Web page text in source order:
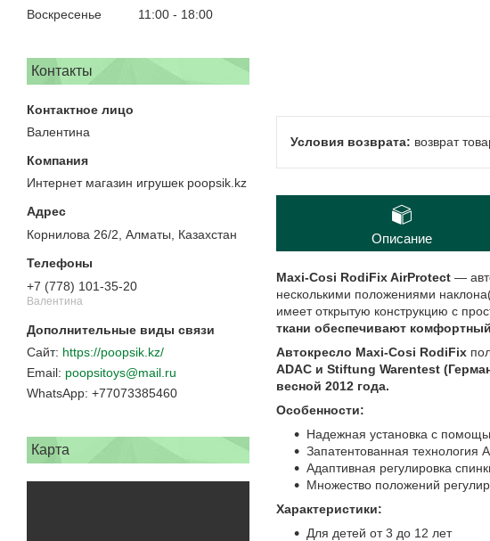
Воскресенье
11:00 18:00
Контакты
Валентина
Интернет магазин игрушек poopsik.kz
Корнилова 26/2, Алматы, Казахстан
+7 (778) 101-35-20
Валентина
https://poopsik.kz/
poopsitoys@mail.ru
+77073385460
Карта
возврат
Описание
Maxi-Cosi RodiFix AirProtect —
несколькими положениями
имеет открытую конструкцию с
ткани обеспечивают
Автокресло Maxi-Cosi RodiFix
ADAC и Stiftung Warentest
весной 2012 года.
Особенности:
Надежная установка с
Запатентованная технология
Адаптивная регулировка
Множество положений
Характеристики:
Для детей от 3 до 12 лет